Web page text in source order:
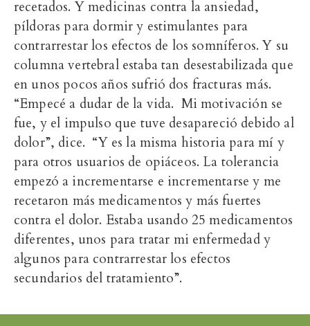
recetados. Y medicinas contra la ansiedad,
píldoras para dormir y estimulantes para
contrarrestar los efectos de los somníferos.Y su
columna vertebral estaba tan desestabilizada que
en unos pocos años sufrió dos fracturas más.
“Empecé a dudar de la vida. Mi motivación se
fue, y el impulso que tuve desapareció debido al
dolor”, dice. “Y es la misma historia para mí y
para otros usuarios de opiáceos. La tolerancia
empezó a incrementarse e incrementarse y me
recetaron más medicamentos y más fuertes
contra el dolor. Estaba usando 25 medicamentos
diferentes, unos para tratar mi enfermedady
algunos para contrarrestar los efectos
secundarios del tratamiento”.